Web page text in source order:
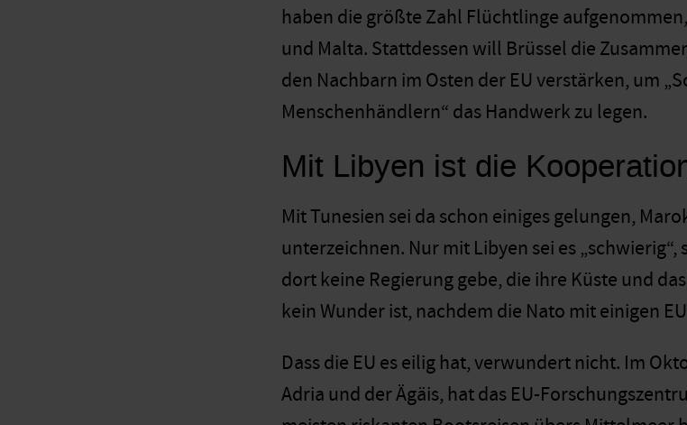
haben die größte Zahl Flüchtlinge
und Malta. Stattdessen will Brüssel die
den Nachbarn im Osten der EU verstärken, um
Menschenhändlern“ das Handwerk zu legen.
Mit Libyen ist die
Mit Tunesien sei da schon einiges gelungen,
unterzeichnen. Nur mit Libyen sei es
dort keine Regierung gebe, die ihre Küste und
kein Wunder ist, nachdem die Nato mit einigen
Dass die EU es eilig hat, verwundert nicht. Im
Adria und der Ägäis, hat das EU-